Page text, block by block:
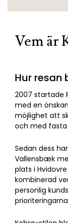
Vem är
Hur resan
2007 startade
med en
möjlighet att
och med fasta
Sedan dess
Vallensbæk
plats i
kombinerad
personlig